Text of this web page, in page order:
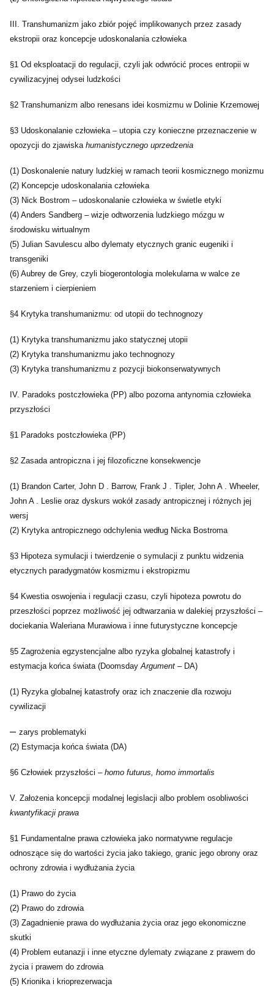
III. Transhumanizm jako zbiór pojęć implikowanych przez zasady
ekstropii oraz koncepcje udoskonalania człowieka
§1 Od eksploatacji do regulacji, czyli jak odwrócić proces entropii w
cywilizacyjnej odysei ludzkości
§2 Transhumanizm albo renesans idei kosmizmu w Dolinie Krzemowej
§3 Udoskonalanie człowieka – utopia czy konieczne przeznaczenie w
opozycji do zjawiska humanistycznego uprzedzenia
(1) Doskonalenie natury ludzkiej w ramach teorii kosmicznego monizmu
(2) Koncepcje udoskonalania człowieka
(3) Nick Bostrom – udoskonalanie człowieka w świetle etyki
(4) Anders Sandberg – wizje odtworzenia ludzkiego mózgu w
środowisku wirtualnym
(5) Julian Savulescu albo dylematy etycznych granic eugeniki i
transgeniki
(6) Aubrey de Grey, czyli biogerontologia molekularna w walce ze
starzeniem i cierpieniem
§4 Krytyka transhumanizmu: od utopii do technognozy
(1) Krytyka transhumanizmu jako statycznej utopii
(2) Krytyka transhumanizmu jako technognozy
(3) Krytyka transhumanizmu z pozycji biokonserwatywnych
IV. Paradoks postczłowieka (PP) albo pozorna antynomia człowieka
przyszłości
§1 Paradoks postczłowieka (PP)
§2 Zasada antropiczna i jej filozoficzne konsekwencje
(1) Brandon Carter, John D . Barrow, Frank J . Tipler, John A . Wheeler,
John A . Leslie oraz dyskurs wokół zasady antropicznej i różnych jej
wersj
(2) Krytyka antropicznego odchylenia według Nicka Bostroma
§3 Hipoteza symulacji i twierdzenie o symulacji z punktu widzenia
etycznych paradygmatów kosmizmu i ekstropizmu
§4 Kwestia oswojenia i regulacji czasu, czyli hipoteza powrotu do
przeszłości poprzez możliwość jej odtwarzania w dalekiej przyszłości –
dociekania Waleriana Murawiowa i inne futurystyczne koncepcje
§5 Zagrożenia egzystencjalne albo ryzyka globalnej katastrofy i
estymacja końca świata (DoomsdayArgument – DA)
(1) Ryzyka globalnej katastrofy oraz ich znaczenie dla rozwoju
cywilizacji
– zarys problematyki
(2) Estymacja końca świata (DA)
§6 Człowiek przyszłości – homo futurus, homo immortalis
V. Założenia koncepcji modalnej legislacji albo problem osobliwości
kwantyfikacji prawa
§1 Fundamentalne prawa człowieka jako normatywne regulacje
odnoszące się do wartości życia jako takiego, granic jego obrony oraz
ochrony zdrowia i wydłużania życia
(1) Prawo do życia
(2) Prawo do zdrowia
(3) Zagadnienie prawa do wydłużania życia oraz jego ekonomiczne
skutki
(4) Problem eutanazji i inne etyczne dylematy związane z prawem do
życia i prawem do zdrowia
(5) Krionika i krioprezerwacja